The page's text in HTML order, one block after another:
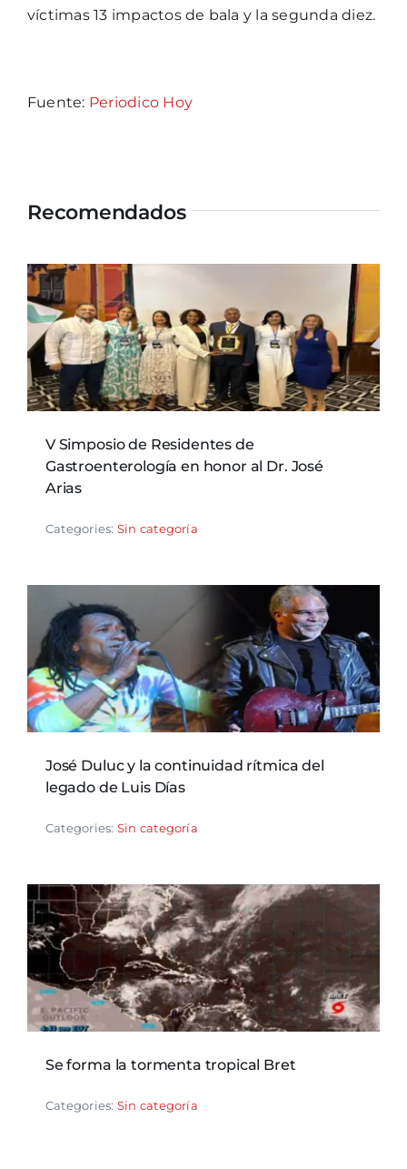
víctimas 13 impactos de bala y la segunda diez.
Fuente: Periodico Hoy
Recomendados
V Simposio de Residentes de
Gastroenterología en honor al Dr. José
Arias
Categories: Sin categoría
José Duluc y la continuidad rítmica del
legado de Luis Días
Categories: Sin categoría
Se forma la tormenta tropical Bret
Categories: Sin categoría